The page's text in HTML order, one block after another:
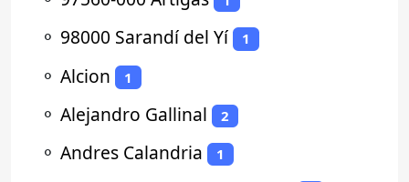
⚬ 98000 Sarandí del Yí 1
⚬ Alcion 1
⚬ Alejandro Gallinal 2
⚬ Andres Calandria 1